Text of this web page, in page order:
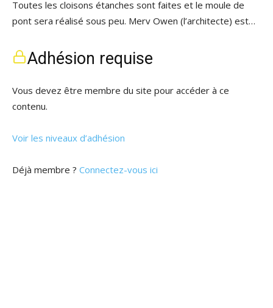
Toutes les cloisons étanches sont faites et le moule de
pont sera réalisé sous peu. Merv Owen (l’architecte) est…
Adhésion requise
Vous devez être membre du site pour accéder à ce
contenu.
Voir les niveaux d’adhésion
Déjà membre ? Connectez-vous ici